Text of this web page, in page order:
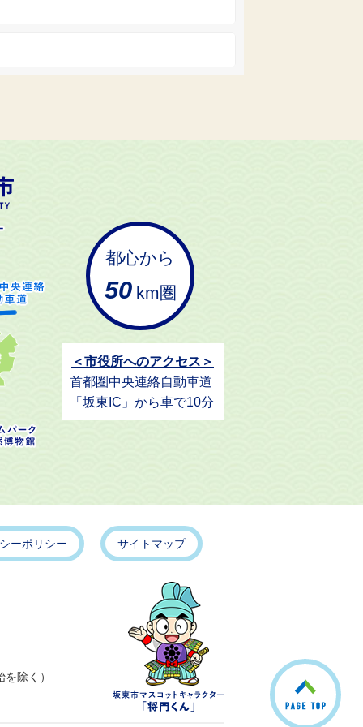
都心から
50 km圏
＜市役所へのアクセス＞
首都圏中央連絡自動車道
「坂東IC」から車で10分
ーポリシー サイトマップ
除く）